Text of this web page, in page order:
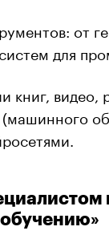
от
для
книг, видео,